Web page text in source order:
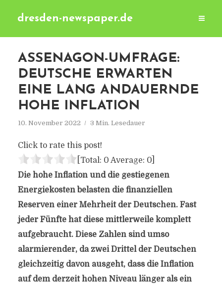
dresden-newspaper.de
ASSENAGON-UMFRAGE:
DEUTSCHE ERWARTEN
EINE LANG ANDAUERNDE
HOHE INFLATION
10. November 2022 3 Min. Lesedauer
Click to rate this post!
[Total: 0 Average: 0]
Die hohe Inflation und die gestiegenen
Energiekosten belasten die finanziellen
Reserven einer Mehrheit der Deutschen. Fast
jeder Fünfte hat diese mittlerweile komplett
aufgebraucht. Diese Zahlen sind umso
alarmierender, da zwei Drittel der Deutschen
gleichzeitig davon ausgeht, dass die Inflation
auf dem derzeit hohen Niveau länger als ein